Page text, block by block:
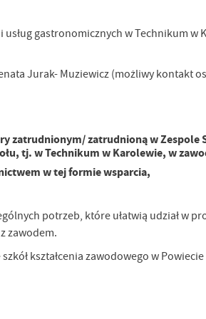
gastronomicznych w Technikum w
Jurak- Muziewicz (możliwy kontakt
zatrudnionym/ zatrudnioną w Zespole
tj. w Technikum w Karolewie, w
w tej formie wsparcia,
potrzeb, które ułatwią udziałw
zawodem.
kształcenia zawodowego w